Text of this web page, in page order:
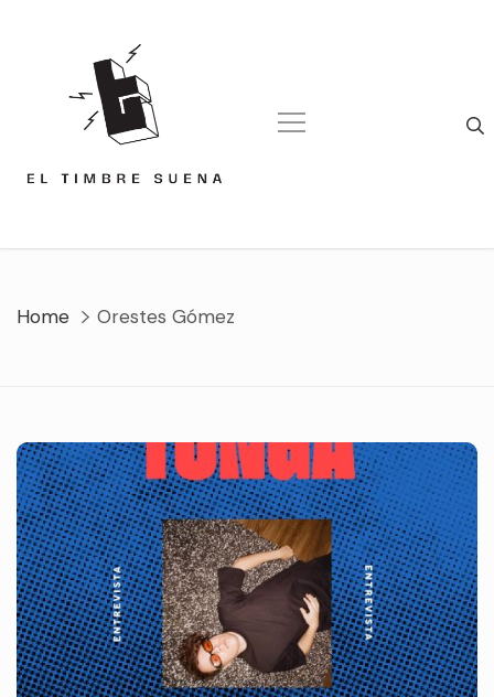
Home Orestes Gómez